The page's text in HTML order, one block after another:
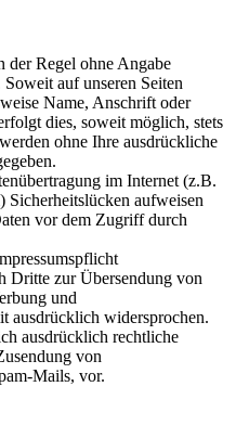
der Regel ohne Angabe
auf unseren Seiten
Name, Anschrift oder
dies, soweit möglich, stets
ohne Ihre ausdrückliche
im Internet (z.B.
aufweisen
vor dem Zugriff durch
Dritte zur Übersendung von
und
ausdrücklich widersprochen.
ausdrücklich rechtliche
von
Mails, vor.